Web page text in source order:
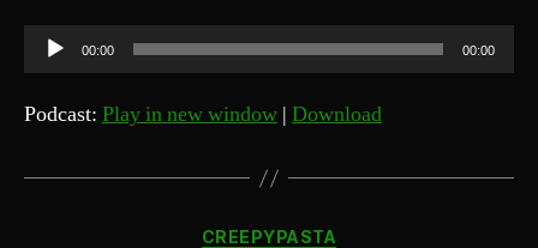
u
d
00:00 00:00
Podcast: Play in new window | Download
Kategorien
CREEPYPASTA